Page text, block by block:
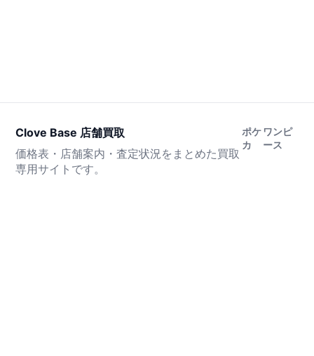
Clove Base 店舗買取
価格表・店舗案内・査定状況をまとめた買取
専用サイトです。
ポケ
カ
ワンピ
ース